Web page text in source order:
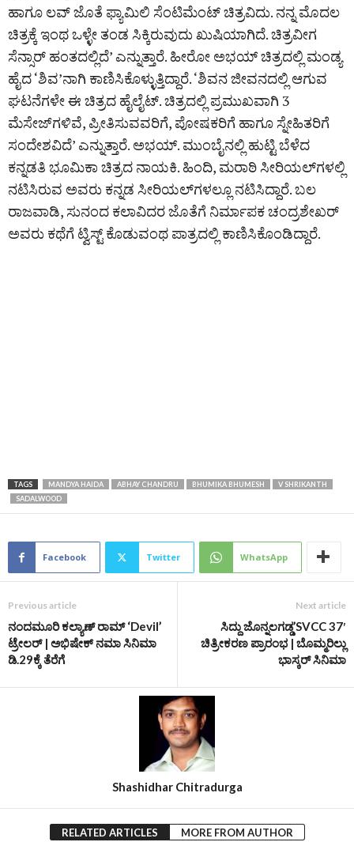
ಹಾಗೂ ಲವ್ ಜೊತೆ ಫ್ಯಾಮಿಲಿ ಸೆಂಟಿಮೆಂಟ್ ಚಿತ್ರವಿದು. ನನ್ನ ಮೊದಲ
ಚಿತ್ರಕ್ಕೆ ಇಂಥ ಒಳ್ಳೇ ತಂಡ ಸಿಕ್ಕಿರುವುದು ಖುಷಿಯಾಗಿದೆ. ಚಿತ್ರವೀಗ
ಸೆನ್ಸಾರ್ ಹಂತದಲ್ಲಿದೆ’ ಎನ್ನುತ್ತಾರೆ. ಹೀರೋ ಅಭಯ್‌ ಚಿತ್ರದಲ್ಲಿ ಮಂಡ್ಯ
ಹೈದ ‘ಶಿವ’ನಾಗಿ ಕಾಣಿಸಿಕೊಳ್ಳುತ್ತಿದ್ದಾರೆ. ‘ಶಿವನ ಜೀವನದಲ್ಲಿ ಆಗುವ
ಘಟನೆಗಳೇ ಈ ಚಿತ್ರದ ಹೈಲೈಟ್. ಚಿತ್ರದಲ್ಲಿ ಪ್ರಮುಖವಾಗಿ 3
ಮೆಸೇಜ್‌ಗಳಿವೆ, ಪ್ರೀತಿಸುವವರಿಗೆ, ಪೋಷಕರಿಗೆ ಹಾಗೂ ಸ್ನೇಹಿತರಿಗೆ
ಸಂದೇಶವಿದೆ’ ಎನ್ನುತ್ತಾರೆ. ಅಭಯ್‌. ಮುಂಬೈನಲ್ಲಿ ಹುಟ್ಟಿ ಬೆಳೆದ
ಕನ್ನಡತಿ ಭೂಮಿಕಾ ಚಿತ್ರದ ನಾಯಕಿ. ಹಿಂದಿ, ಮರಾಠಿ ಸೀರಿಯಲ್‌ಗಳಲ್ಲಿ
ನಟಿಸಿರುವ ಅವರು ಕನ್ನಡ ಸೀರಿಯಲ್‌ಗಳಲ್ಲೂ ನಟಿಸಿದ್ದಾರೆ. ಬಲ
ರಾಜವಾಡಿ, ಸುನಂದ ಕಲಾವಿದರ ಜೊತೆಗೆ ನಿರ್ಮಾಪಕ ಚಂದ್ರಶೇಖರ್
ಅವರು ಕಥೆಗೆ ಟ್ವಿಸ್ಟ್ ಕೊಡುವಂಥ ಪಾತ್ರದಲ್ಲಿ ಕಾಣಿಸಿಕೊಂಡಿದ್ದಾರೆ.
TAGS MANDYA HAIDA ABHAY CHANDRU BHUMIKA BHUMESH
V SHRIKANTH
SADALWOOD
Facebook Twitter WhatsApp
Previous article
ನಂದಮೂರಿ ಕಲ್ಯಾಣ್ ರಾಮ್ ‘Devil’
ಟ್ರೇಲರ್‌ | ಅಭಿಷೇಕ್‌ ನಮಾ ಸಿನಿಮಾ
ಡಿ.29ಕ್ಕೆ ತೆರೆಗೆ
Next article
ಸಿದ್ದು ಜೊನ್ನಲಗಡ್ಡ’SVCC 37′
ಚಿತ್ರೀಕರಣ ಪ್ರಾರಂಭ | ಬೊಮ್ಮರಿಲ್ಲು
ಭಾಸ್ಕರ್ ಸಿನಿಮಾ
Shashidhar Chitradurga
RELATED ARTICLES MORE FROM AUTHOR